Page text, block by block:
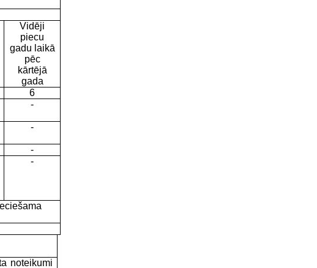
Vidēji
piecu
gadu laikā
pēc
kārtējā
gada
6
-
-
-
-
noteikumi